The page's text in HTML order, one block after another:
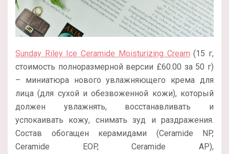
Sunday Riley Ice Ceramide Moisturizing Cream (15 г,
стоимость полноразмерной версии £60.00 за 50 г)
– миниатюра нового увлажняющего крема для
лица (для сухой и обезвоженной кожи), который
должен увлажнять, восстанавливать и
успокаивать кожу, снимать зуд и раздражения.
Состав обогащен керамидами (Ceramide NP,
Ceramide EOP, Ceramide AP),